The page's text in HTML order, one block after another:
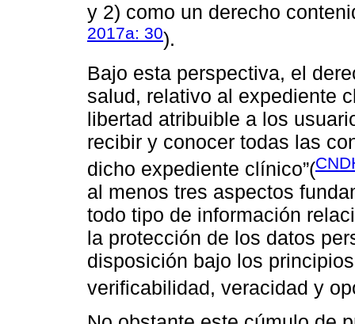
y 2) como un derecho
2017a: 30).
Bajo esta perspectiva, el
salud, relativo al expediente
libertad atribuible a los
recibir y conocer todas las
dicho expediente clínico”(
al menos tres aspectos
todo tipo de información
la protección de los datos
disposición bajo los
verificabilidad, veracidad y